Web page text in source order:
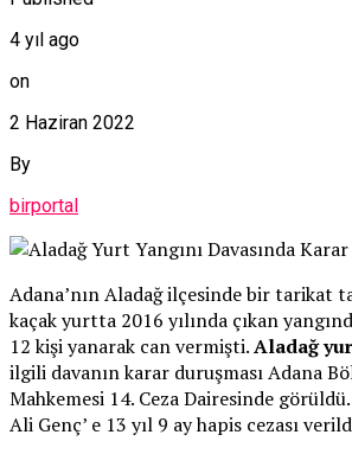
4 yıl ago
on
2 Haziran 2022
By
birportal
Adana’nın Aladağ ilçesinde bir tarikat
kaçak yurtta 2016 yılında çıkan
12 kişi yanarak can vermişti.Aladağ
ilgili davanın karar duruşması Adana
Mahkemesi 14. Ceza Dairesinde
Ali Genç’ e 13 yıl 9 ay hapis cezası